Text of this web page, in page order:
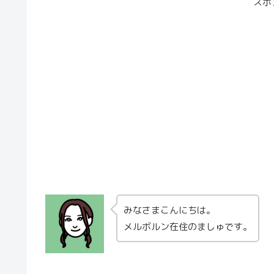
みなさまこんにちは。
メルボルン在住のましゅです。